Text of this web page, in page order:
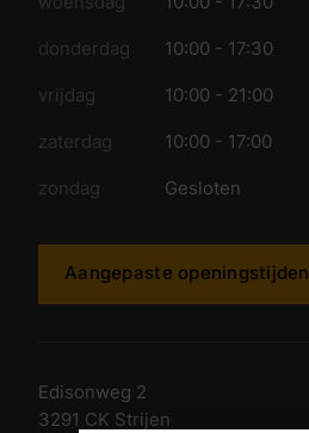
donderdag 10:00 - 17:30
vrijdag 10:00 - 21:00
zaterdag 10:00 - 17:00
zondag Gesloten
Aangepaste openingstijden
Edisonweg 2
3291 CK Strijen